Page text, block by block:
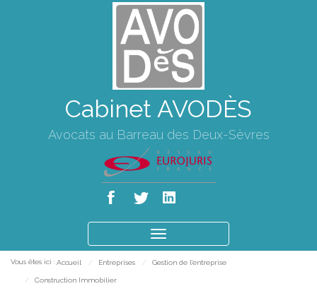
Cabinet AVODÈS
Avocats au Barreau des Deux-Sèvres
le
Vous êtes ici : Accueil Entreprises Gestion de l'entreprise
Construction Immobilier